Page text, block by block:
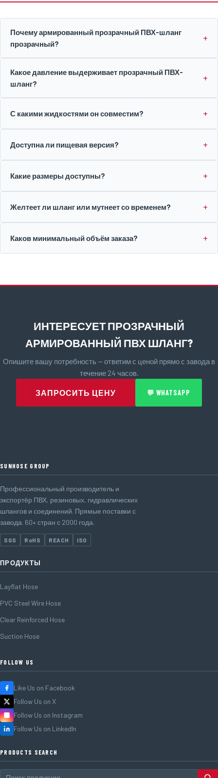
Почему армированный прозрачный ПВХ-шланг
прозрачный?
Какое давление выдерживает прозрачный ПВХ-
шланг?
С какими жидкостями он совместим?
Доступна ли пищевая версия?
Какие размеры доступны?
Желтеет ли шланг или мутнеет со временем?
Каков минимальный объём заказа?
ИНТЕРЕСУЕТ ПРОЗРАЧНЫЙ
АРМИРОВАННЫЙ ПВХ ШЛАНГ?
Опишите вашу потребность — ответим с ценой прямо с завода в
течение 24 часов.
ЗАПРОСИТЬ ЦЕНУ 💬 WHATSAPP
SUNHOSE GROUP
Профессиональный производитель и
экспортёр ПВХ, резиновых, гидравлических
шлангов и соединений. Прямые поставки с
завода. 60+ стран с 2000 года.
SGS RoHS REACH ISO
ПРОДУКТЫ
Layflat Hose
PVC Steel Wire Hose
Clear Reinforced Hose
Suction Hose
FOLLOW US
Like Us on Facebook
Follow Us on X
Follow Us on Instagram
Follow Us on LinkedIn
PRODUCTS SEARCH